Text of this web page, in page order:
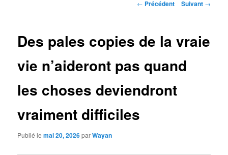
Navigation
← Précédent Suivant →
Des pales copies de la vraie
vie n’aideront pas quand
les choses deviendront
vraiment difficiles
Publié lemai 20, 2026parWayan